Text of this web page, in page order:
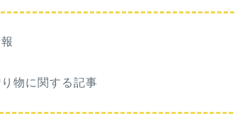
物に関する記事